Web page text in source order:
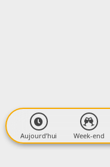
Aujourd’hui Week-end